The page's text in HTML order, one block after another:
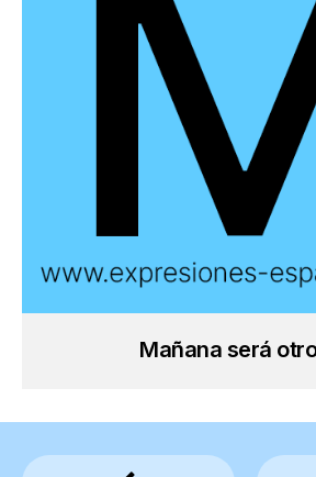
Mañana será